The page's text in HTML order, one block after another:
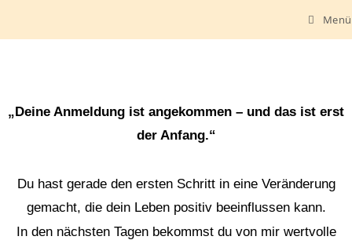
Menü
„Deine Anmeldung ist angekommen – und das ist erst
der Anfang.“
Du hast gerade den ersten Schritt in eine Veränderung
gemacht, die dein Leben positiv beeinflussen kann.
In den nächsten Tagen bekommst du von mir wertvolle